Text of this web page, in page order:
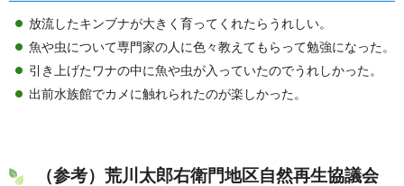
放流したキンブナが大きく育ってくれたらうれしい。
魚や虫について専門家の人に色々教えてもらって勉強になった。
引き上げたワナの中に魚や虫が入っていたのでうれしかった。
出前水族館でカメに触れられたのが楽しかった。
（参考） 荒川太郎右衛門地区自然再生協議会